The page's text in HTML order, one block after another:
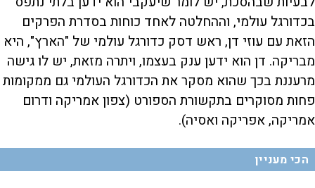
בכדורגל עולמי, וההחלטה לאחד כוחות בסדרת הפרקים
הזאת עם עוזי דן, ראש דסק כדורגל עולמי של "הארץ", היא
מבריקה. דן הוא ידען ענק בעצמו, ויתרה מזאת, יש לו גישה
מרעננת בכך שהוא מסקר את הכדורגל העולמי גם ממקומות
פחות מסוקרים בתקשורת הספורט (צפון אמריקה ודרום
אמריקה, אפריקה ואסיה).
הכי מעניין